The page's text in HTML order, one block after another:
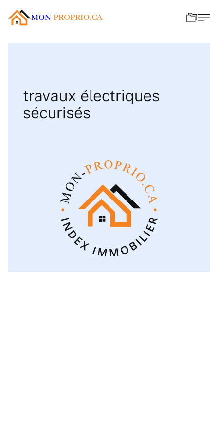
MON-PROPRIO.CA
travaux électriques
sécurisés